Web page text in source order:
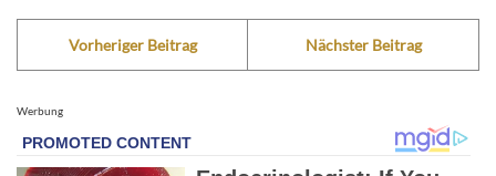
Vorheriger Beitrag Nächster Beitrag
Werbung